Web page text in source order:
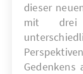
dieser
mit drei
Gedenkens